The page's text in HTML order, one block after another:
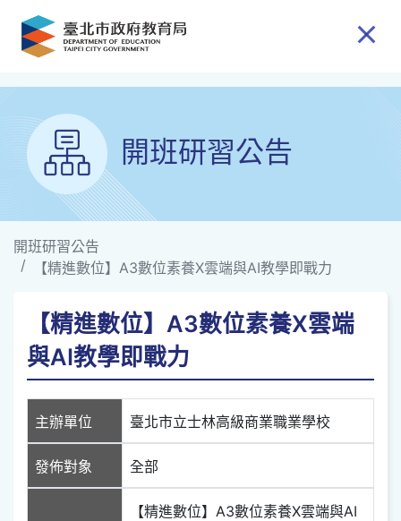
跳到主要內容
開班研習公告
開班研習公告
【精進數位】A3數位素養X雲端與AI教學即戰力
【精進數位】A3數位素養X雲端
與AI教學即戰力
主辦單位 臺北市立士林高級商業職業學校
發佈對象 全部
【精進數位】A3數位素養X雲端與AI